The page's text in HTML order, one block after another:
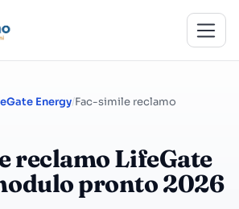
Energy Fac-simile reclamo
reclamo LifeGate
pronto 2026